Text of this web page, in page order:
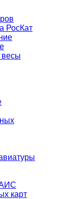
РосКат
весы
карт